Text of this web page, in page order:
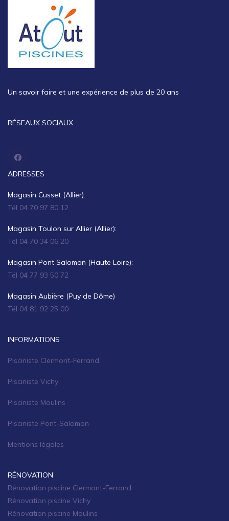
Un savoir faire et une expérience de plus de 20 ans
RÉSEAUX SOCIAUX
ADRESSES
Magasin Cusset (Allier):
Tél 04 70 97 80 12
Magasin Toulon sur Allier (Allier):
Tél 04 70 34 06 20
Magasin Pont Salomon (Haute Loire):
Tél 04 77 93 50 72
Magasin Aubière (Puy de Dôme)
Tél 04 81 92 25 00
INFORMATIONS
Pisciniste Clermont-Ferrand
Pisciniste Vichy
Pisciniste Moulins
Pisciniste Pont-Salomon
Mentions légales
RÉNOVATION
Rénovation piscine Clermont-Ferrand
Rénovation piscine Vichy
Rénovation piscine Moulins